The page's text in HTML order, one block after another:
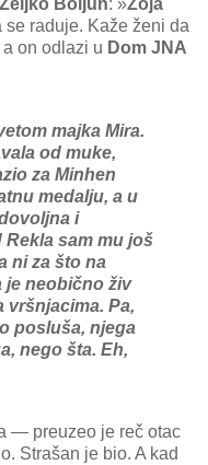
se raduje. Kaže ženi da
on odlazi u Dom JNA
majka Mira.
od muke,
za Minhen
medalju, a u
i
sam mu još
ni za što na
je neobično živ
vršnjacima. Pa,
posluša, njega
nego šta. Eh,
— preuzeo je reč otac
Strašan je bio. A kad